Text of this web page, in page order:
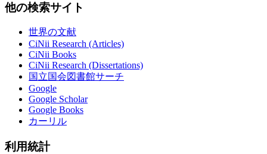
他の検索サイト
世界の文献
CiNii Research (Articles)
CiNii Books
CiNii Research (Dissertations)
国立国会図書館サーチ
Google
Google Scholar
Google Books
カーリル
利用統計